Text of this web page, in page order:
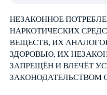
НЕЗАКОННОЕ
НАРКОТИЧЕСКИХ
ВЕЩЕСТВ, ИХ
ЗДОРОВЬЮ, ИХ
ЗАПРЕЩЁН И ВЛЕЧЁТ
ЗАКОНОДАТЕЛЬСТВОМ